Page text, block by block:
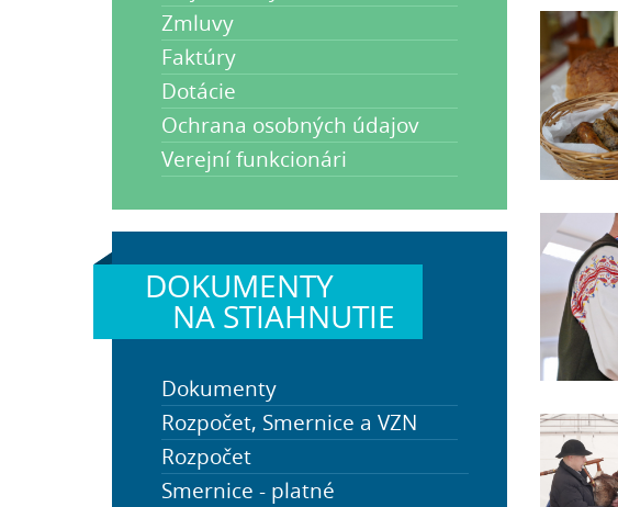
Zmluvy
Faktúry
Dotácie
Ochrana osobných údajov
Verejní funkcionári
DOKUMENTY
NA STIAHNUTIE
Dokumenty
Rozpočet, Smernice a VZN
Rozpočet
Smernice - platné
Zápisnice obecného
zastupiteľstva